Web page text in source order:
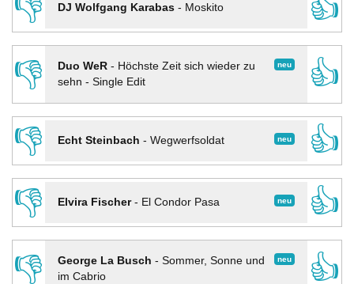
👎
DJ Wolfgang Karabas- Moskito
👍
👎
neu
Duo WeR- Höchste Zeit sich wieder zu
sehn - Single Edit
👍
👎
neu
Echt Steinbach - Wegwerfsoldat
👍
👎
neu
Elvira Fischer- El Condor Pasa
👍
👎
neu
George La Busch - Sommer, Sonne und
im Cabrio
👍